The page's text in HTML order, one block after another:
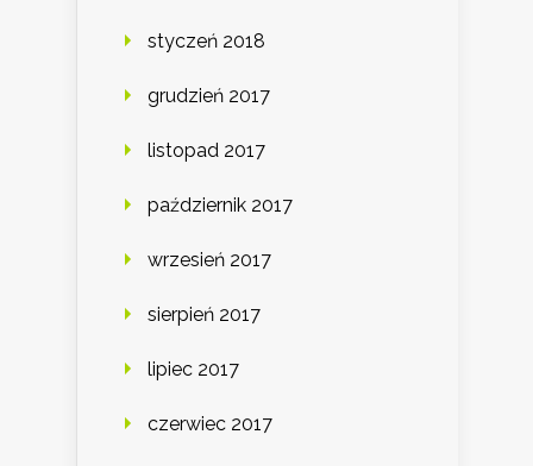
styczeń 2018
grudzień 2017
listopad 2017
październik 2017
wrzesień 2017
sierpień 2017
lipiec 2017
czerwiec 2017